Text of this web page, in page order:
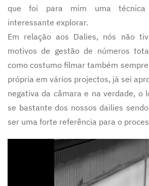
que foi para mim uma
interessante explorar.
Em relação aos Dalies, nós não
motivos de gestão de números
como costumo filmar também
própria em vários projectos, já sei
negativa da câmara e na verdade, o
se bastante dos nossos dailies
ser uma forte referência para o